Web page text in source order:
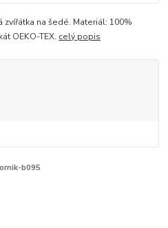
na šedé. Materiál: 100%
OEKO-TEX. celý popis
b095